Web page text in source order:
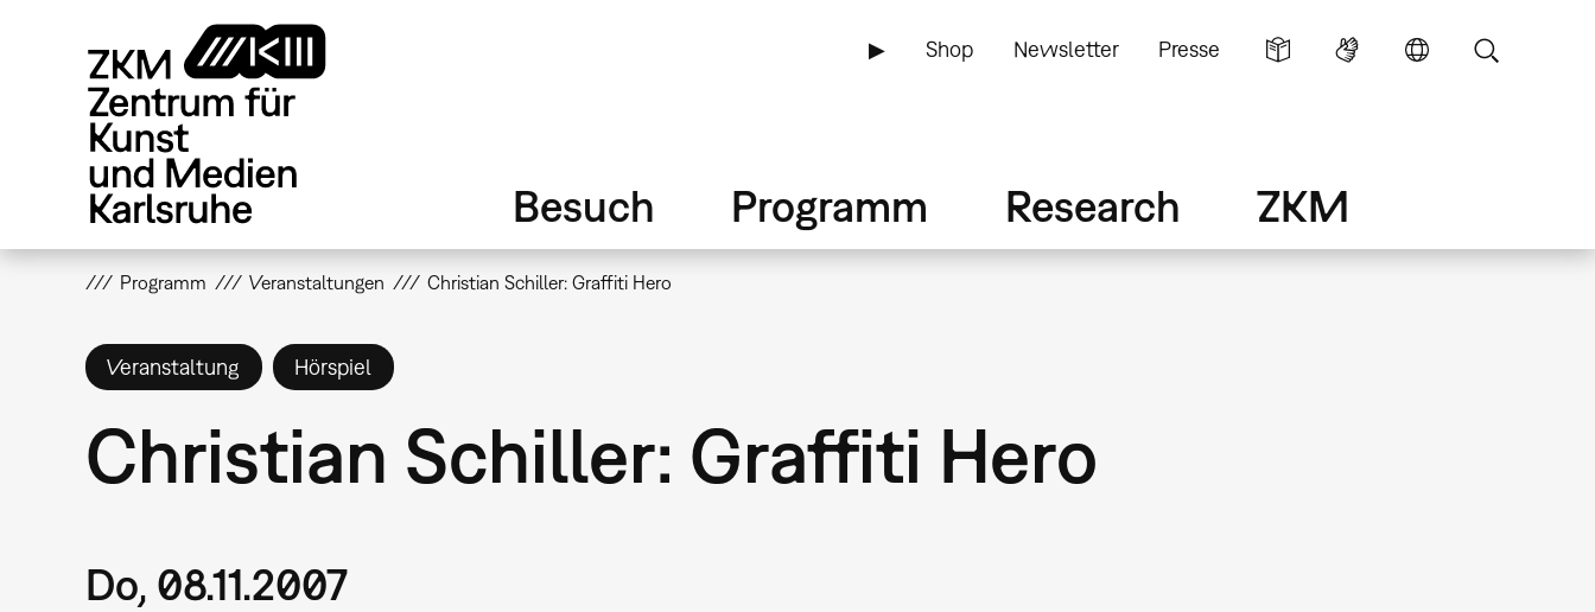
▶ Shop Newsletter Presse
Besuch Programm Research ZKM
Programm Veranstaltungen Christian Schiller: Graffiti Hero
Veranstaltung Hörspiel
Christian Schiller: Graffiti Hero
Do, 08.11.2007